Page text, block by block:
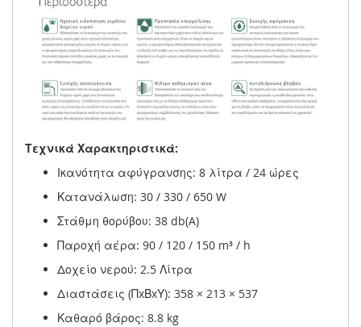
Τεχνικά Χαρακτηριστικά:
Ικανότητα αφύγρανσης: 8 λίτρα / 24 ώρες
Κατανάλωση: 30 / 330 / 650 W
Στάθμη θορύβου: 38 db(A)
Παροχή αέρα: 90 / 120 / 150 m³ / h
Δοχείο νερού: 2.5 Λίτρα
Διαστάσεις (ΠxΒxΥ): 358 × 213 × 537
Καθαρό βάρος: 8.8 kg